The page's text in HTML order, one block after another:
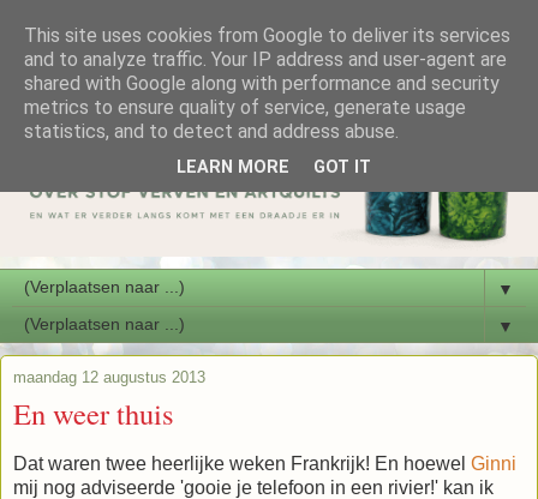
▼
▼
maandag 12 augustus 2013
En weer thuis
Dat waren twee heerlijke weken Frankrijk! En hoewel Ginni
mij nog adviseerde 'gooie je telefoon in een rivier!' kan ik
This site uses cookies from Google to deliver its services
and to analyze traffic. Your IP address and user-agent are
shared with Google along with performance and security
metrics to ensure quality of service, generate usage
statistics, and to detect and address abuse.
LEARN MORE GOT IT